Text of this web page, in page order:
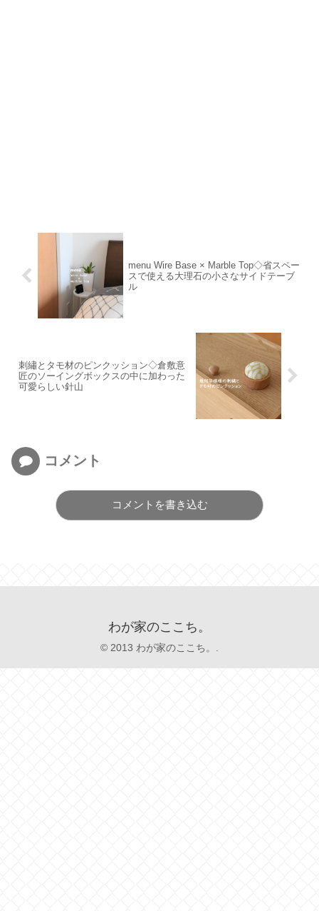
menu Wire Base × Marble Top◇省スペー
スで使える大理石の小さなサイドテーブ
ル
刺繡とタモ材のピンクッション◇倉敷意
匠のソーイングボックスの中に加わった
可愛らしい針山
コメント
コメントを書き込む
わが家のここち。
© 2013 わが家のここち。.